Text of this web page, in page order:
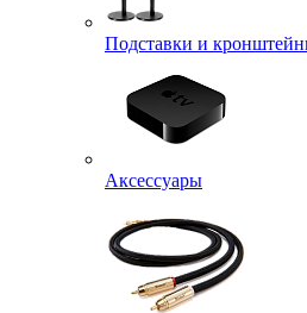
Подставки и
Аксессуары